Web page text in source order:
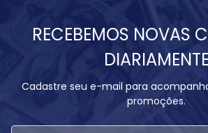
RECEBEMOS NOVAS
DIARIAMENTE
Cadastre seu e-mail para
promoções.